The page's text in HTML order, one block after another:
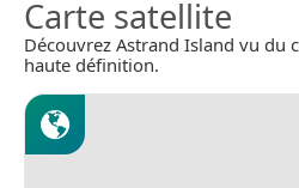
Carte satellite
Découvrez Astrand Island vu du
haute définition.